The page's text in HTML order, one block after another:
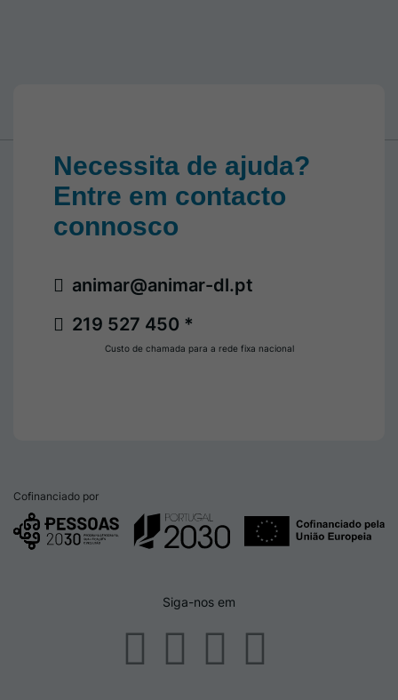
Necessita de ajuda?
Entre em contacto
connosco
219 527 450 *
animar@animar-dl.pt
Custo de chamada para a rede fixa nacional
Cofinanciado por
Siga-nos em